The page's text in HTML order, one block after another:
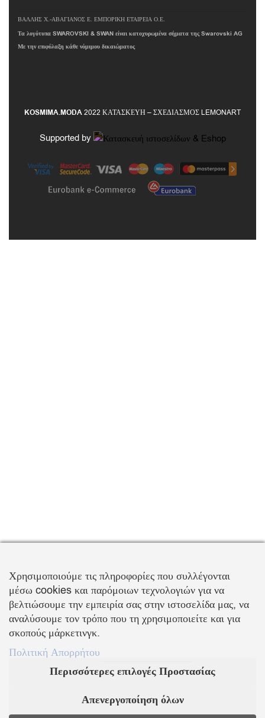
ΒΑΛΛΗΣ Χ.-ΑΒΑΓΙΑΝΟΣ Ε. ΕΜΠΟΡΙΚΗ ΕΤΑΙΡΕΙΑ Ο.Ε.
Τα λογότυπα SWAROVSKI & SWAN είναι κατοχυρωμένα σήματα της Swarovski AG
Με την επιφύλαξη κάθε νόμιμου δικαιώματος
KOSMIMA.MODA2022 ΚΑΤΑΣΚΕΥΗ – ΣΧΕΔΙΑΣΜΟΣ LEMONART
Supported by
Χρησιμοποιούμε τις πληροφορίες που συλλέγονται
μέσω cookies και παρόμοιων τεχνολογιών για να
βελτιώσουμε την εμπειρία σας στην ιστοσελίδα μας, να
αναλύσουμε τον τρόπο που τη χρησιμοποιείτε και για
σκοπούς μάρκετινγκ.
Πολιτική Απορρήτου
Περισσότερες επιλογές Προστασίας
Απενεργοποίηση όλων